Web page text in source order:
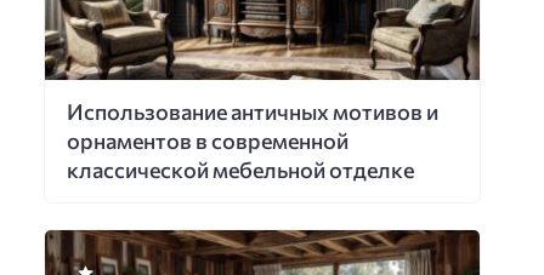
Использование античных мотивов и
орнаментов в современной
классической мебельной отделке